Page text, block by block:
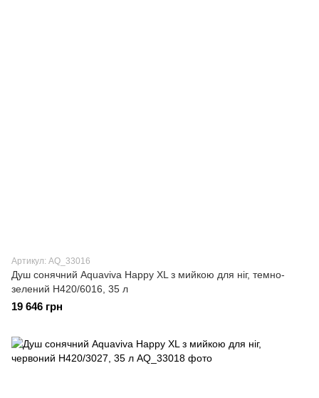
Артикул: AQ_33016
Душ сонячний Aquaviva Happy XL з мийкою для ніг, темно-
зелений H420/6016, 35 л
19 646 грн